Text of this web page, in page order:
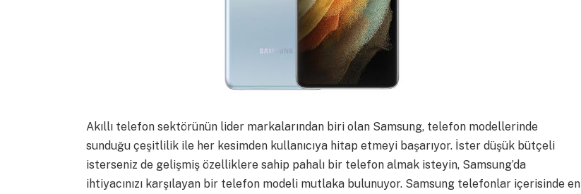
Akıllı telefon sektörünün lider markalarından biri olan Samsung, telefon modellerinde
sunduğu çeşitlilik ile her kesimden kullanıcıya hitap etmeyi başarıyor. İster düşük bütçeli
isterseniz de gelişmiş özelliklere sahip pahalı bir telefon almak isteyin, Samsung’da
ihtiyacınızı karşılayan bir telefon modeli mutlaka bulunuyor. Samsung telefonlar içerisinde en